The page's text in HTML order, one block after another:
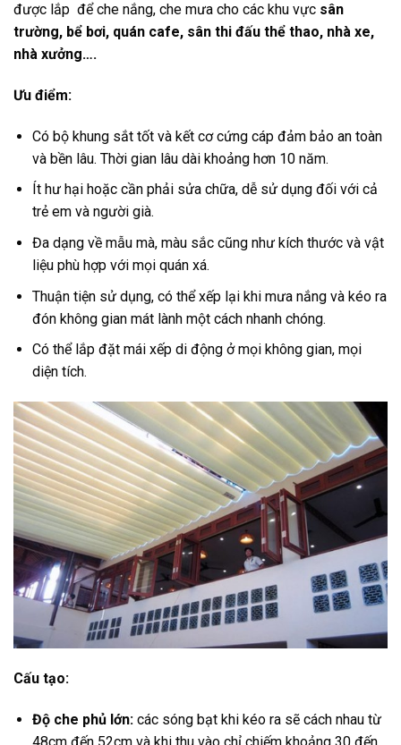
được lắp để che nắng, che mưa cho các khu vực sân
trường, bể bơi, quán cafe, sân thi đấu thể thao, nhà xe,
nhà xưởng….
Ưu điểm:
Có bộ khung sắt tốt và kết cơ cứng cáp đảm bảo an toàn
và bền lâu. Thời gian lâu dài khoảng hơn 10 năm.
Ít hư hại hoặc cần phải sửa chữa, dễ sử dụng đối với cả
trẻ em và người già.
Đa dạng về mẫu mà, màu sắc cũng như kích thước và vật
liệu phù hợp với mọi quán xá.
Thuận tiện sử dụng, có thể xếp lại khi mưa nắng và kéo ra
đón không gian mát lành một cách nhanh chóng.
Có thể lắp đặt mái xếp di động ở mọi không gian, mọi
diện tích.
Cấu tạo:
Độ che phủ lớn:các sóng bạt khi kéo ra sẽ cách nhau từ